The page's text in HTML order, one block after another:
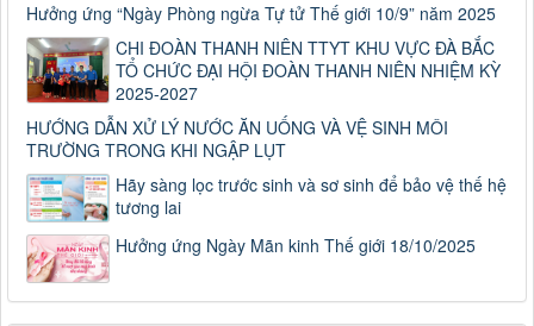
Hưởng ứng “Ngày Phòng ngừa Tự tử Thế giới 10/9” năm 2025
CHI ĐOÀN THANH NIÊN TTYT KHU VỰC ĐÀ BẮC
TỔ CHỨC ĐẠI HỘI ĐOÀN THANH NIÊN NHIỆM KỲ
2025-2027
HƯỚNG DẪN XỬ LÝ NƯỚC ĂN UỐNG VÀ VỆ SINH MÔI
TRƯỜNG TRONG KHI NGẬP LỤT
Hãy sàng lọc trước sinh và sơ sinh để bảo vệ thế hệ
tương lai
Hưởng ứng Ngày Mãn kinh Thế giới 18/10/2025